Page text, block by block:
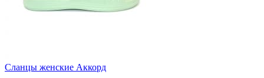
Сланцы женские Аккорд